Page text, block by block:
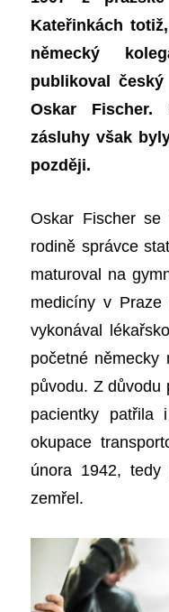
Kateřinkách
německý
publikoval
Oskar
zásluhy však
později.
Oskar Fischer se
rodině správce
maturoval na
medicíny v
vykonával l
početné německy
původu. Zdůvodu
pacientky patřila
okupace
února 1942,
zemřel.